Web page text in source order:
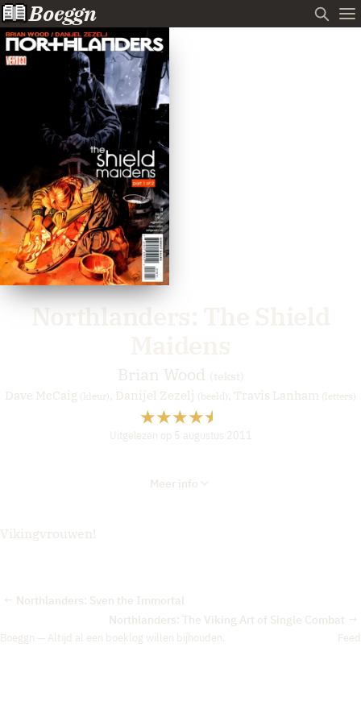
Boeggn
Uitgelezen op 5 augustus 2011
Northlanders: The Shield
Brian Wood (tekst)
Dave McCaig (kleur) Danijel Zezelj (beeld) Travis Lanham (letters)
Meer info
Vikingvrouwen!
← Northlanders: Sven the Immortal
Northlanders: The Viking Art of Single Combat →
Boeggn — Altijd al een boeklog willen bijhouden.
Feed